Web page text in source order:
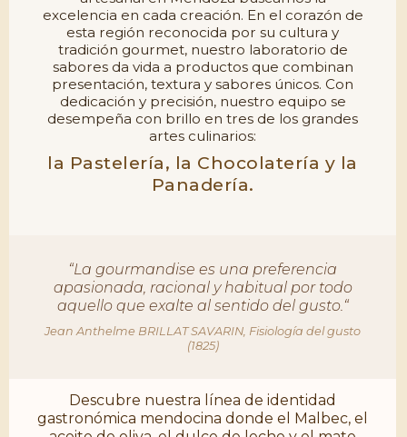
excelencia en cada creación. En el corazón de
esta región reconocida por su cultura y
tradición gourmet, nuestro laboratorio de
sabores da vida a productos que combinan
presentación, textura y sabores únicos. Con
dedicación y precisión, nuestro equipo se
desempeña con brillo en tres de los grandes
artes culinarios:
la Pastelería, la Chocolatería y la
Panadería.
“La gourmandise es una preferencia
apasionada, racional y habitual por todo
aquello que exalte al sentido del gusto.“
Jean Anthelme BRILLAT SAVARIN, Fisiología del gusto
(1825)
Descubre nuestra línea de identidad
gastronómica mendocina donde el Malbec, el